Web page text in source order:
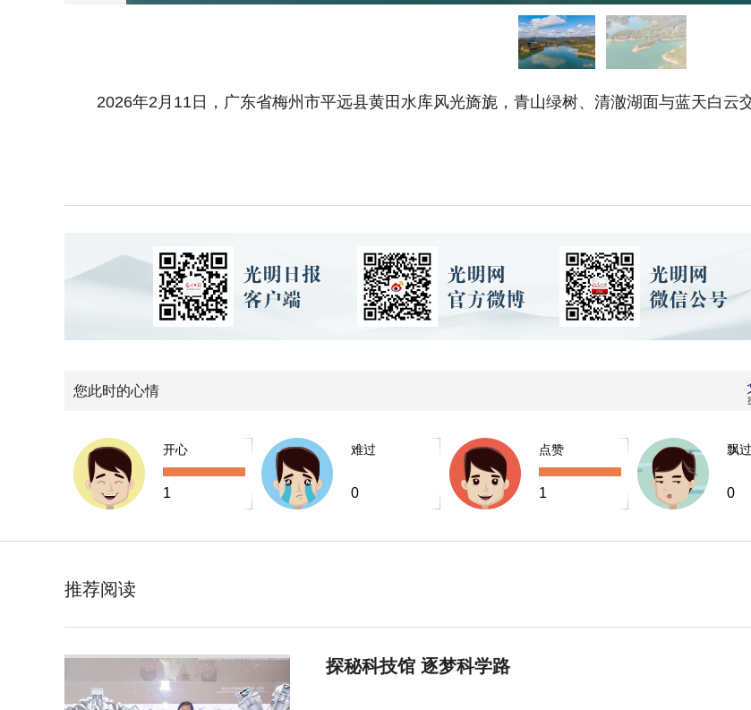
2026年2月11日，广东省梅州市平远县黄田水库风光旖旎，青山绿树、清澈湖面与蓝天白云
您此时的心情
开心
1
难过
0
点赞
1
飘过
0
推荐阅读
探秘科技馆 逐梦科学路